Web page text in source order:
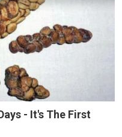
- It's The First